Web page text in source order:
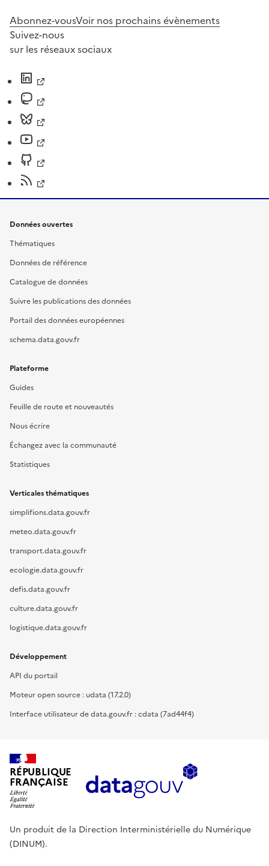
Abonnez-vousVoir nos prochains évènements
Suivez-nous
sur les réseaux sociaux
Données ouvertes
Thématiques
Données de référence
Catalogue de données
Suivre les publications des données
Portail des données européennes
schema.data.gouv.fr
Plateforme
Guides
Feuille de route et nouveautés
Nous écrire
Échangez avec la communauté
Statistiques
Verticales thématiques
simplifions.data.gouv.fr
meteo.data.gouv.fr
transport.data.gouv.fr
ecologie.data.gouv.fr
defis.data.gouv.fr
culture.data.gouv.fr
logistique.data.gouv.fr
Développement
API du portail
Moteur open source : udata (17.2.0)
Interface utilisateur de data.gouv.fr : cdata (7ad44f4)
RÉPUBLIQUE
FRANÇAISE
Un produit de la Direction Interministérielle du Numérique
(DINUM).